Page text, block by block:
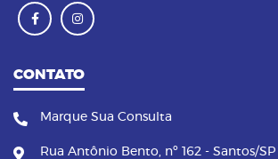
CONTATO
Marque Sua Consulta
Rua Antônio Bento, nº 162 - Santos/SP